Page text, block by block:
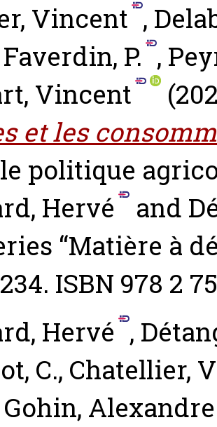
Vincent ,
Faverdin, P. ,
Vincent
et les
politique
Hervé
and
“Matière à
ISBN 978 2
Hervé ,
C., Chatellier,
Gohin, Alexandre